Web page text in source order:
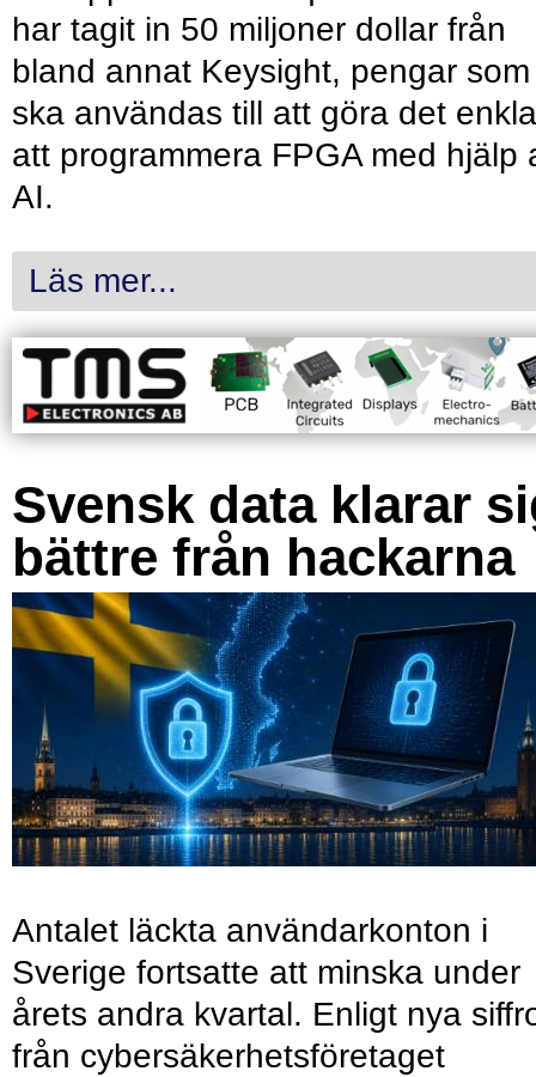
har tagit in 50 miljoner dollar från
bland annat Keysight, pengar som
ska användas till att göra det
att programmera FPGA med hjälp
AI.
Läs mer...
Svensk data klarar
bättre från hackarna
Antalet läckta användarkonton i
Sverige fortsatte att minska under
årets andra kvartal. Enligt nya
från cybersäkerhetsföretaget